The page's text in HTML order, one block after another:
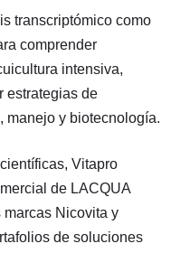
transcriptómico como
comprender
intensiva,
estrategias de
manejo y biotecnología.
Vitapro
de LACQUA
Nicovita y
de soluciones